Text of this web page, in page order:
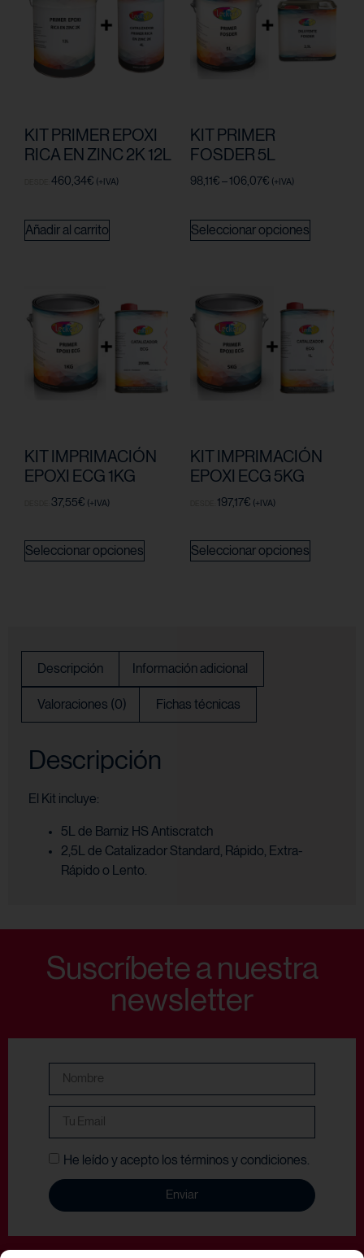
KIT PRIMER EPOXI
RICA EN ZINC 2K 12L
460,34€ (+IVA)
Añadir al carrito
KIT PRIMER
FOSDER 5L
98,11€ –106,07€ (+IVA)
Seleccionar opciones
KIT IMPRIMACIÓN
EPOXI ECG 1KG
37,55€ (+IVA)
Seleccionar opciones
KIT IMPRIMACIÓN
EPOXI ECG 5KG
197,17€ (+IVA)
Seleccionar opciones
Descripción Información adicional
Valoraciones (0) Fichas técnicas
Descripción
El Kit incluye:
5L de Barniz HS Antiscratch
2,5L de Catalizador Standard, Rápido, Extra-
Rápido o Lento.
Suscríbete a nuestra
newsletter
He leído y acepto los términos y condiciones.
Enviar